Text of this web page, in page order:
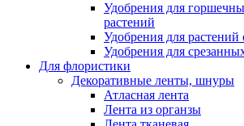
Удобрения для
растений
Удобрения для растений
Удобрения для
Для флористики
Декоративные ленты, шнуры
Атласная лента
Лента из органзы